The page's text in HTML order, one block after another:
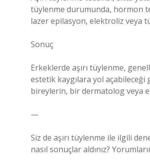
tüylenme durumunda, hormon
lazer epilasyon, elektroliz veya
Sonuç
Erkeklerde aşırı tüylenme,
estetik kaygılara yol
bireylerin, bir dermatolog veya
—
Siz de aşırı tüylenme ile ilgili
nasıl sonuçlar aldınız?